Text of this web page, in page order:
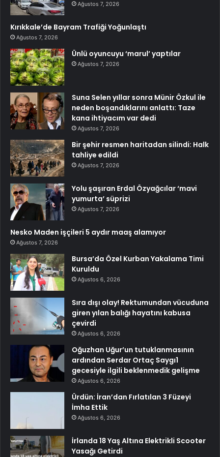
Ağustos 7, 2026
Kırıkkale’de Bayram Trafiği Yoğunlaştı
Ağustos 7, 2026
Ünlü oyuncuyu ‘marul’ yaptılar
Ağustos 7, 2026
Suna Selen yıllar sonra Münir Özkul ile
neden boşandıklarını anlattı: Taze
kana ihtiyacım var dedi
Ağustos 7, 2026
Bir şehir resmen haritadan silindi: Halk
tahliye edildi
Ağustos 7, 2026
Yolu şaşıran Erdal Özyağcılar ‘mavi
yumurta’ süprizi
Ağustos 7, 2026
Nesko Maden işçileri 5 aydır maaş alamıyor
Ağustos 7, 2026
Bursa’da Özel Kurban Yakalama Timi
Kuruldu
Ağustos 6, 2026
Sıra dışı olay! Rektumundan vücuduna
giren yılan balığı hayatını kabusa
çevirdi
Ağustos 6, 2026
Oğuzhan Uğur’un tutuklanmasının
ardından Serdar Ortaç Saygı1
gecesiyle ilgili beklenmedik gelişme
Ağustos 6, 2026
Ürdün: İran’dan Fırlatılan 3 Füzeyi
İmha Ettik
Ağustos 6, 2026
İrlanda 18 Yaş Altına Elektrikli Scooter
Yasağı Getirdi